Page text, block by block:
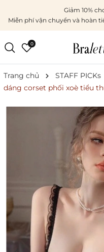
Giảm 10%
Miễn phí vận chuyển và hoàn
0
Trang chủ STAFF PICKs
dáng corset phối xoè tiểu